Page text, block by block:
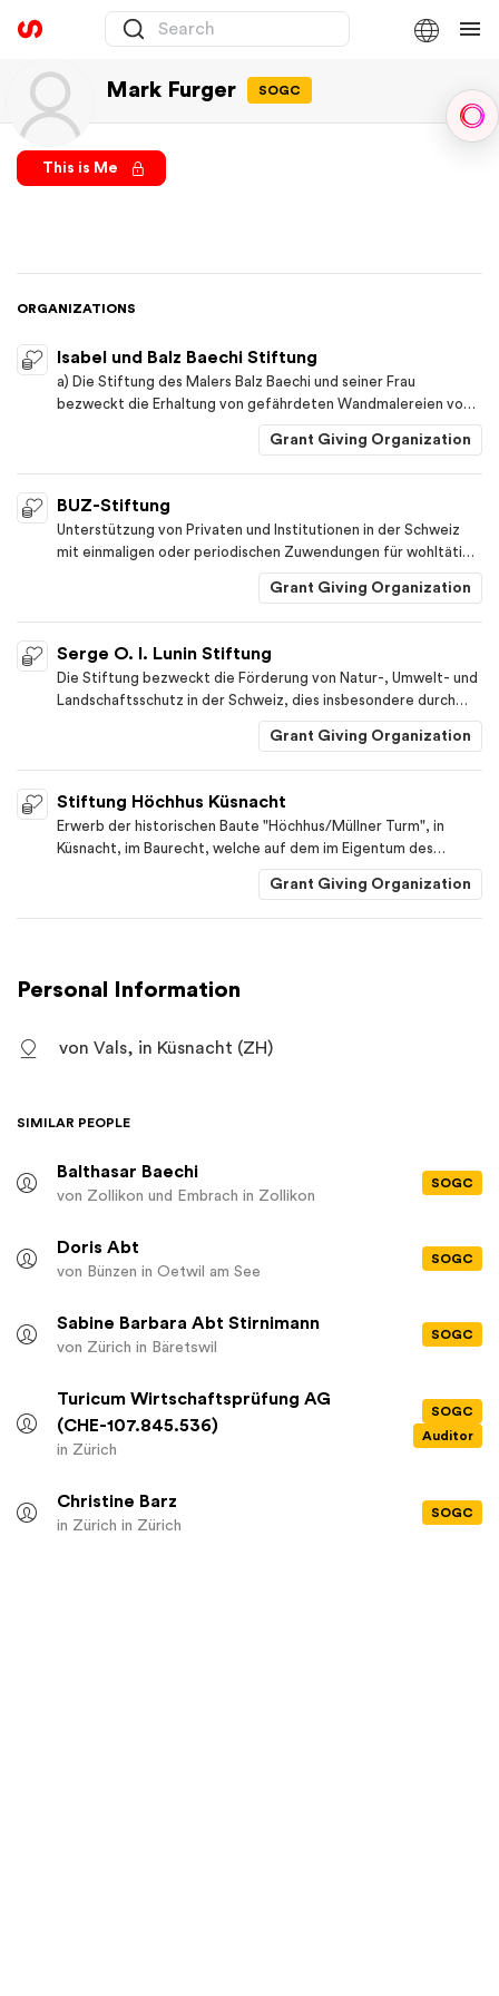
Mark Furger SOGC
This is Me
ORGANIZATIONS
Isabel und Balz Baechi Stiftung
a) Die Stiftung des Malers Balz Baechi und seiner Frau
bezweckt die Erhaltung von gefährdeten Wandmalereien von
künstlerischem und sakralem Wert in In- und Ausland. b)
Aufbewahrung, Konservierung und Pflege des bildnerischen
Werkes von Isabel und Balz Baechi im dazu 2010 in der
eingebauten Atelierarchivs.
Grant Giving Organization
BUZ-Stiftung
Unterstützung von Privaten und Institutionen in der Schweiz
mit einmaligen oder periodischen Zuwendungen für wohltätige
und gemeinnützige Zwecke insbesondere in den Bereichen
Kranke und Behinderte, Kinder und Jugendliche, Senioren und
Nothilfe, Berggebiete und Umwelt.
Grant Giving Organization
Serge O. I. Lunin Stiftung
Die Stiftung bezweckt die Förderung von Natur-, Umwelt- und
Landschaftsschutz in der Schweiz, dies insbesondere durch
finanzielle Unterstützung von gemeinnützigen Projekten, die
sich dafür einsetzen. Die Stiftung ist politisch und konfessionell
neutral. Sie verfolgt keine kommerziellen Zwecke und erstrebt
Grant Giving Organization
Stiftung Höchhus Küsnacht
Erwerb der historischen Baute "Höchhus/Müllner Turm", in
Küsnacht, im Baurecht, welche auf dem im Eigentum des
Kantons Zürich verbleibenden Land Kat. Nr. 9722 steht, deren
Umgestaltung, Renovation und Erhaltung nach den
Denkmalschutzvorschriften des Bundes und des Kantons sowie
Grant Giving Organization
Personal Information
von Vals, in Küsnacht (ZH)
SIMILAR PEOPLE
Balthasar Baechi
von Zollikon und Embrach in Zollikon
SOGC
Doris Abt
von Bünzen in Oetwil am See
SOGC
Sabine Barbara Abt Stirnimann
von Zürich in Bäretswil
SOGC
Turicum Wirtschaftsprüfung AG
(CHE-107.845.536)
in Zürich
SOGC
Auditor
Christine Barz
in Zürich in Zürich
SOGC